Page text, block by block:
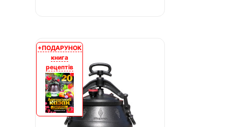
АКЦІЯ
+ПОДАРУНОК
книга
рецептів